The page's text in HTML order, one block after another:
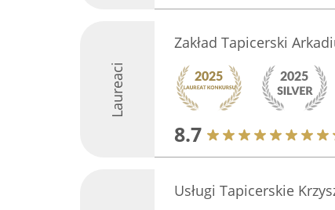
Laureaci
Zakład Tapicerski
8.7
Usługi Tapicerskie